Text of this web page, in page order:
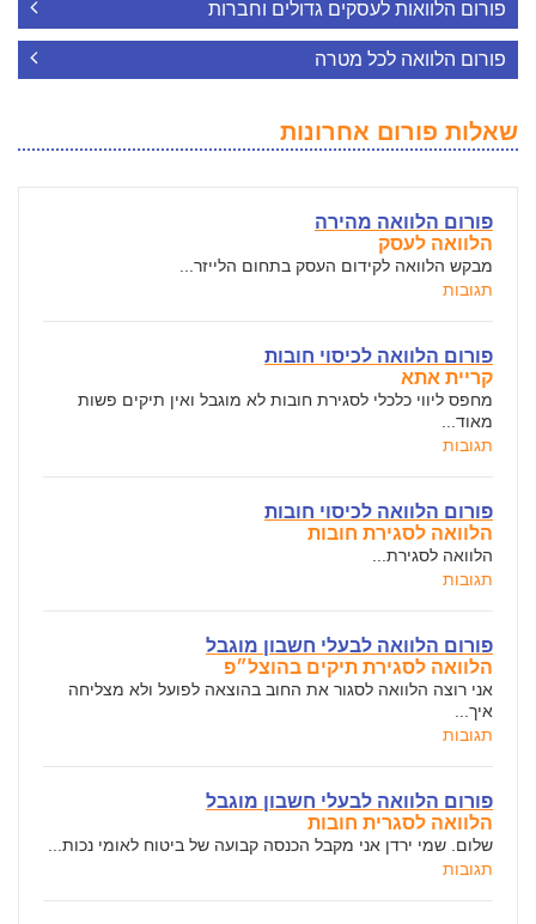
פורום הלוואות לעסקים גדולים וחברות
פורום הלוואה לכל מטרה
שאלות פורום אחרונות
פורום הלוואה מהירה
הלוואה לעסק
מבקש הלוואה לקידום העסק בתחום הלייזר...
תגובות
פורום הלוואה לכיסוי חובות
קריית אתא
מחפס ליווי כלכלי לסגירת חובות לא מוגבל ואין תיקים פשות
מאוד...
תגובות
פורום הלוואה לכיסוי חובות
הלוואה לסגירת חובות
הלוואה לסגירת...
תגובות
פורום הלוואה לבעלי חשבון מוגבל
הלוואה לסגירת תיקים בהוצל״פ
אני רוצה הלוואה לסגור את החוב בהוצאה לפועל ולא מצליחה
איך...
תגובות
פורום הלוואה לבעלי חשבון מוגבל
הלוואה לסגרית חובות
שלום. שמי ירדן אני מקבל הכנסה קבועה של ביטוח לאומי נכות...
תגובות